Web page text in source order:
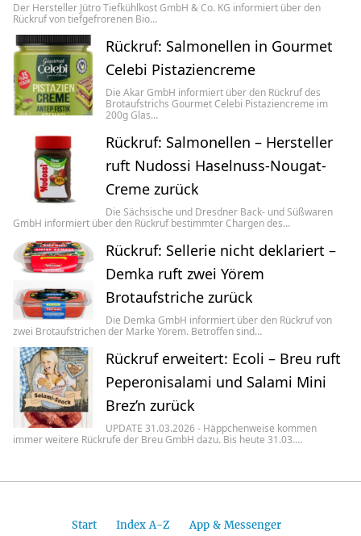
Der Hersteller Jütro Tiefkühlkost GmbH & Co. KG informiert über den
Rückruf von tiefgefrorenen Bio…
Rückruf: Salmonellen in Gourmet
Celebi Pistaziencreme
Die Akar GmbH informiert über den Rückruf des
Brotaufstrichs Gourmet Celebi Pistaziencreme im
200g Glas…
Rückruf: Salmonellen – Hersteller
ruft Nudossi Haselnuss-Nougat-
Creme zurück
Die Sächsische und Dresdner Back- und Süßwaren
GmbH informiert über den Rückruf bestimmter Chargen des…
Rückruf: Sellerie nicht deklariert –
Demka ruft zwei Yörem
Brotaufstriche zurück
Die Demka GmbH informiert über den Rückruf von
zwei Brotaufstrichen der Marke Yörem. Betroffen sind…
Rückruf erweitert: Ecoli – Breu ruft
Peperonisalami und Salami Mini
Brez’n zurück
UPDATE 31.03.2026 - Häppchenweise kommen
immer weitere Rückrufe der Breu GmbH dazu. Bis heute 31.03.…
Start Index A-Z App & Messenger